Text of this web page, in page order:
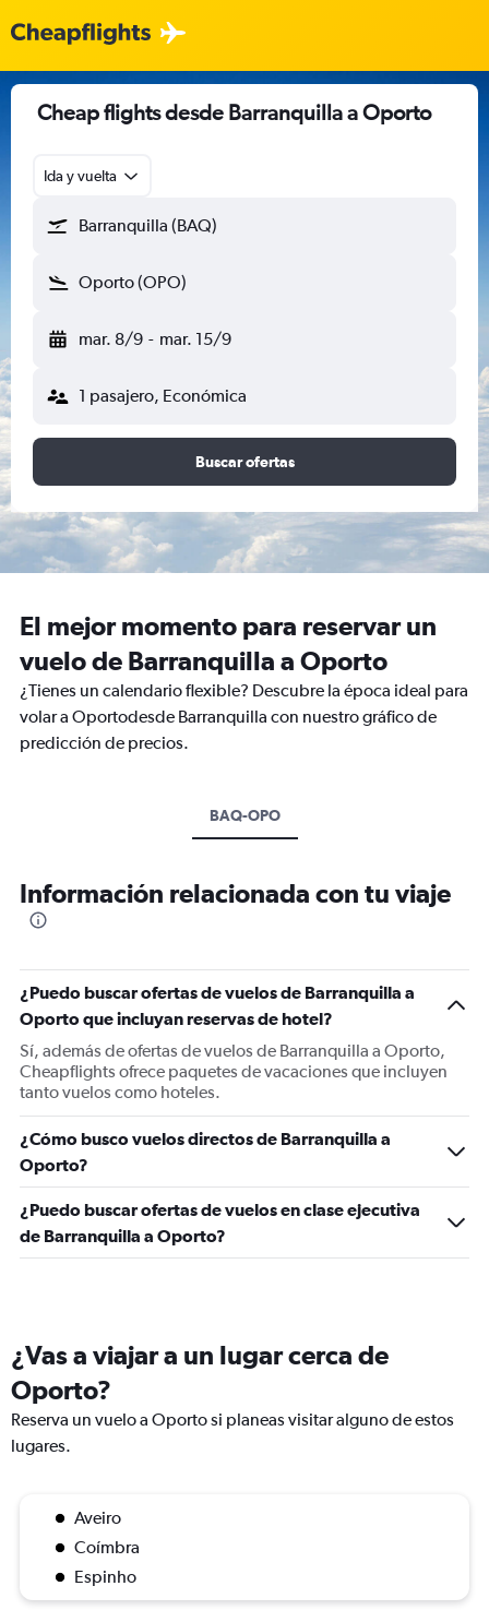
Cheap flights desde Barranquilla a Oporto
Ida y vuelta
Barranquilla (BAQ)
Oporto (OPO)
mar. 8/9 - mar. 15/9
1 pasajero, Económica
Buscar ofertas
El mejor momento para reservar un
vuelo de Barranquilla a Oporto
¿Tienes un calendario flexible? Descubre la época ideal para
volar a Oportodesde Barranquilla con nuestro gráfico de
predicción de precios.
BAQ-OPO
Información relacionada con tu viaje
¿Puedo buscar ofertas de vuelos de Barranquilla a
Oporto que incluyan reservas de hotel?
Sí, además de ofertas de vuelos de Barranquilla a Oporto,
Cheapflights ofrece paquetes de vacaciones que incluyen
tanto vuelos como hoteles.
¿Cómo busco vuelos directos de Barranquilla a
Oporto?
¿Puedo buscar ofertas de vuelos en clase ejecutiva
de Barranquilla a Oporto?
¿Vas a viajar a un lugar cerca de
Oporto?
Reserva un vuelo a Oporto si planeas visitar alguno de estos
lugares.
Aveiro
Coímbra
Espinho